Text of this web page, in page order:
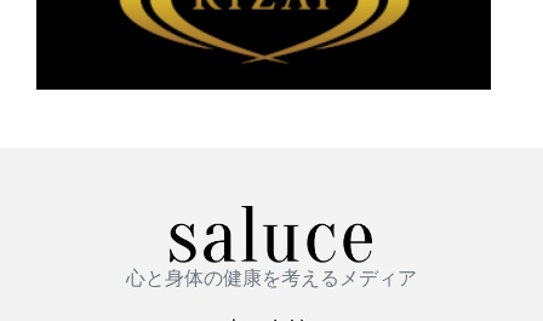
心と身体の健康を考えるメディア